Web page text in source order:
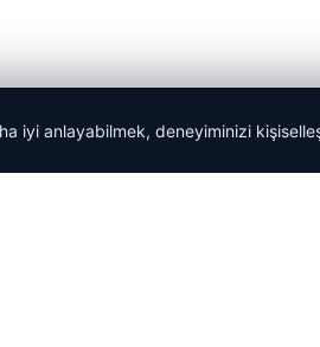
iyi anlayabilmek, deneyiminizi